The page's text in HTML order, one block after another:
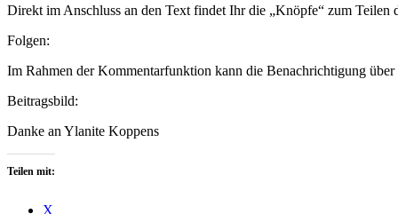
Direkt im Anschluss an den Text findet Ihr die „Knöpfe“ zum
Folgen:
Im Rahmen der Kommentarfunktion kann die Benachrichtigung
Beitragsbild:
Danke an Ylanite Koppens
Teilen mit:
X